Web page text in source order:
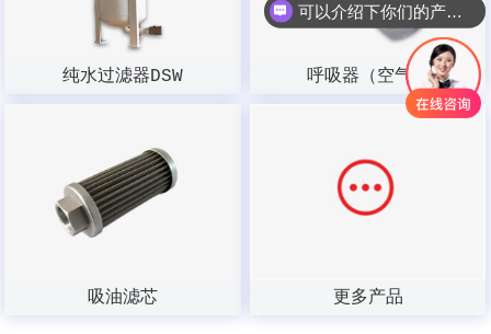
纯水过滤器DSW 呼吸器（空气）
吸油滤芯 更多产品
可以介绍下你们的产品么？